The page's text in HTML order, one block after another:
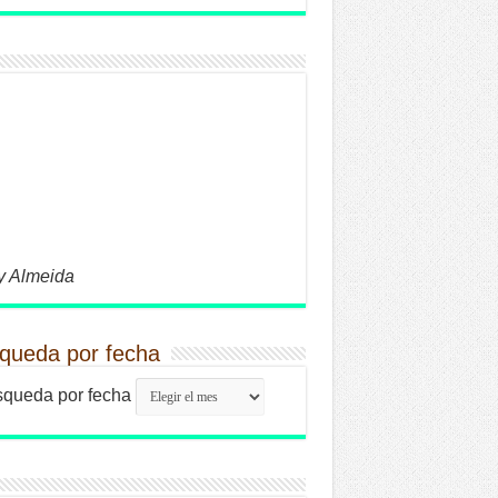
Almeida
por fecha
por fecha